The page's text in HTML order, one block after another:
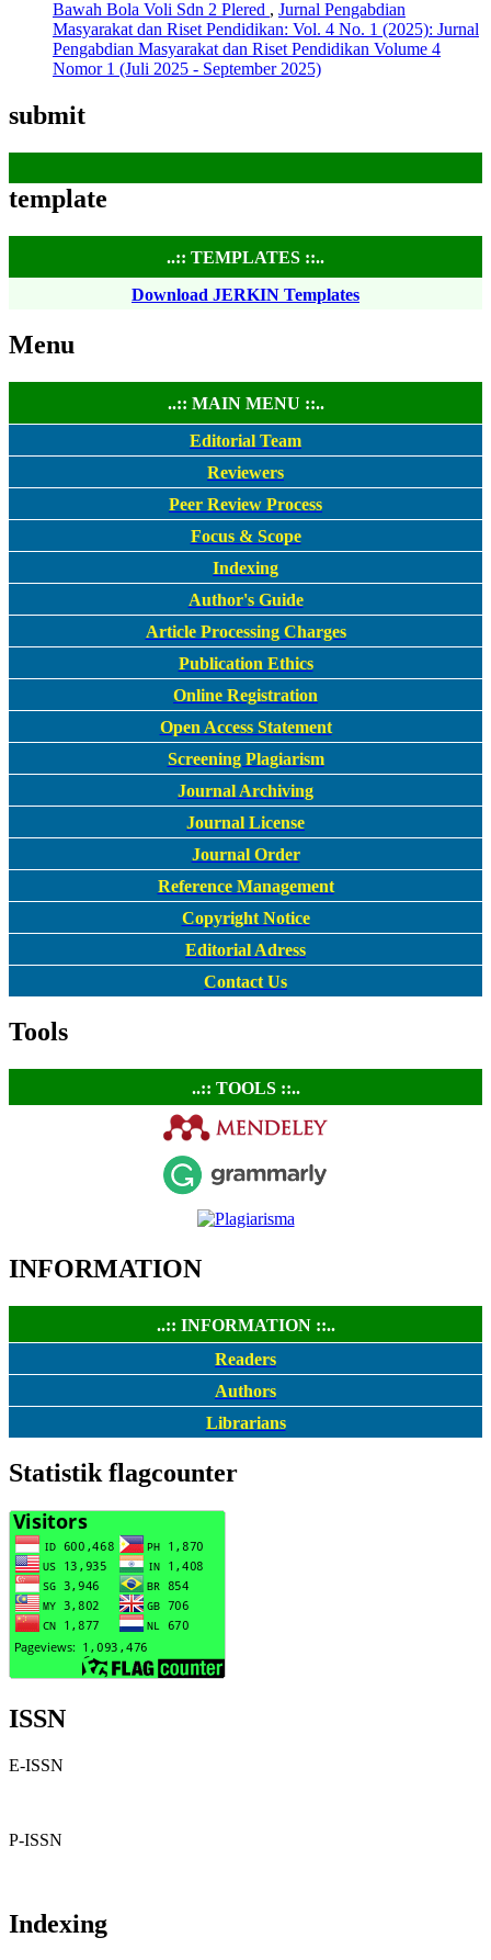
Bawah Bola Voli Sdn 2 Plered , Jurnal Pengabdian
Masyarakat dan Riset Pendidikan: Vol. 4 No. 1 (2025): Jurnal
Pengabdian Masyarakat dan Riset Pendidikan Volume 4
Nomor 1 (Juli 2025 - September 2025)
submit
template
..:: TEMPLATES ::..
Download JERKIN Templates
Menu
..:: MAIN MENU ::..
Editorial Team
Reviewers
Peer Review Process
Focus & Scope
Indexing
Author's Guide
Article Processing Charges
Publication Ethics
Online Registration
Open Access Statement
Screening Plagiarism
Journal Archiving
Journal License
Journal Order
Reference Management
Copyright Notice
Editorial Adress
Contact Us
Tools
..:: TOOLS ::..
INFORMATION
..:: INFORMATION ::..
Readers
Authors
Librarians
Statistik flagcounter
ISSN
E-ISSN
P-ISSN
Indexing